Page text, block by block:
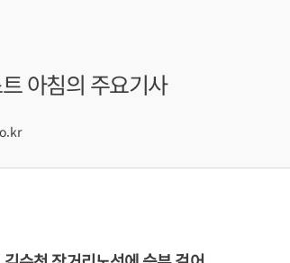
아침의 주요기사